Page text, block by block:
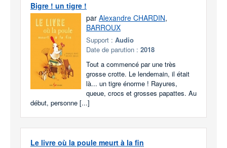
Bigre ! un tigre !
par Alexandre CHARDIN,
BARROUX
Support : Audio
Date de parution : 2018
Tout a commencé par une très
grosse crotte. Le lendemain, il était
là... un tigre énorme ! Rayures,
queue, crocs et grosses papattes. Au
début, personne [...]
Le livre où la poule meurt à la fin